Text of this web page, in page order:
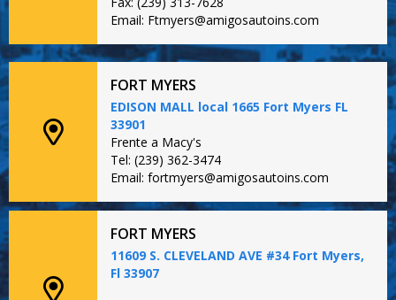
Email: Ftmyers@amigosautoins.com
FORT MYERS
EDISON MALL local 1665 Fort Myers FL
33901
Frente a Macy's
Tel: (239) 362-3474
Email: fortmyers@amigosautoins.com
FORT MYERS
11609 S. CLEVELAND AVE #34 Fort Myers,
Fl 33907